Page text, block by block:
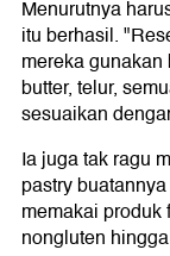
Menurutnya
itu berhasil.
mereka
butter, telur,
sesuaikan
Ia juga tak ragu
pastry
memakai produk
nongluten